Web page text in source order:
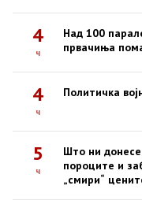
4
ч
Над 100
првачиња
4
ч
Политичка
5
ч
Што ни донесе
пороците и
„смири“